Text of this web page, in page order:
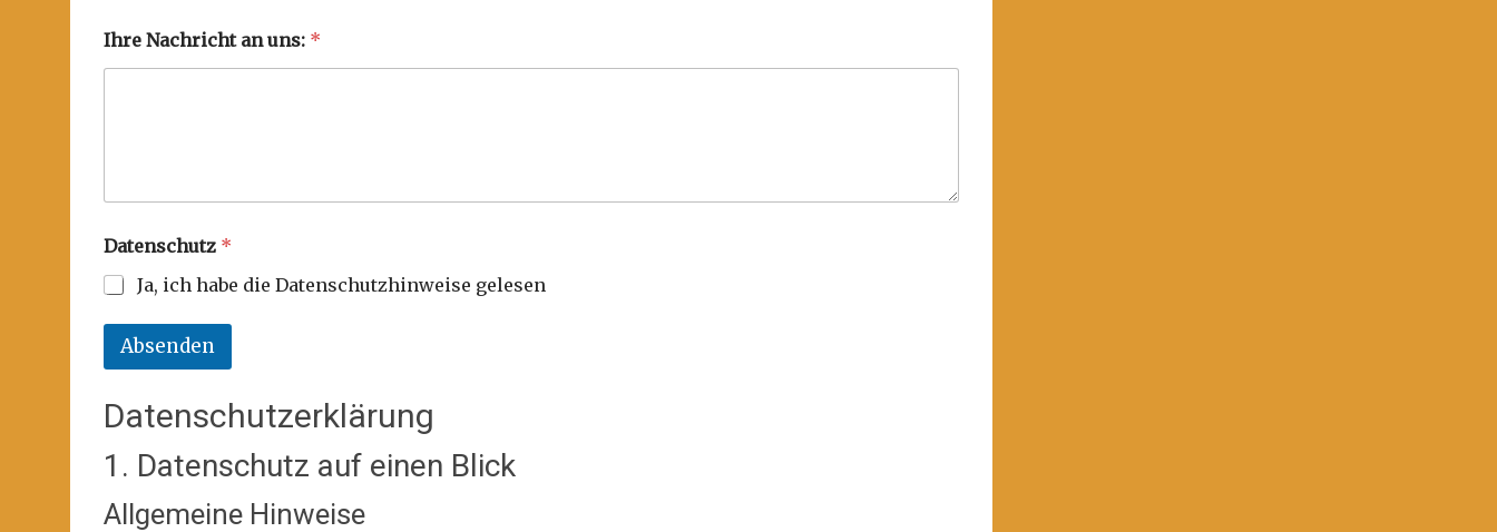
Ihre Nachricht an uns: *
Datenschutz *
Ja, ich habe die Datenschutzhinweise gelesen
Absenden
Datenschutzerklärung
1. Datenschutz auf einen Blick
Allgemeine Hinweise